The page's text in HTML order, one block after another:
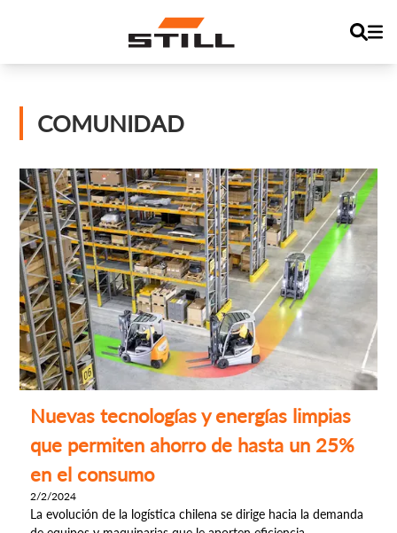
COMUNIDAD
Nuevas tecnologías y energías limpias
que permiten ahorro de hasta un 25%
en el consumo
2/2/2024
La evolución de la logística chilena se dirige hacia la demanda